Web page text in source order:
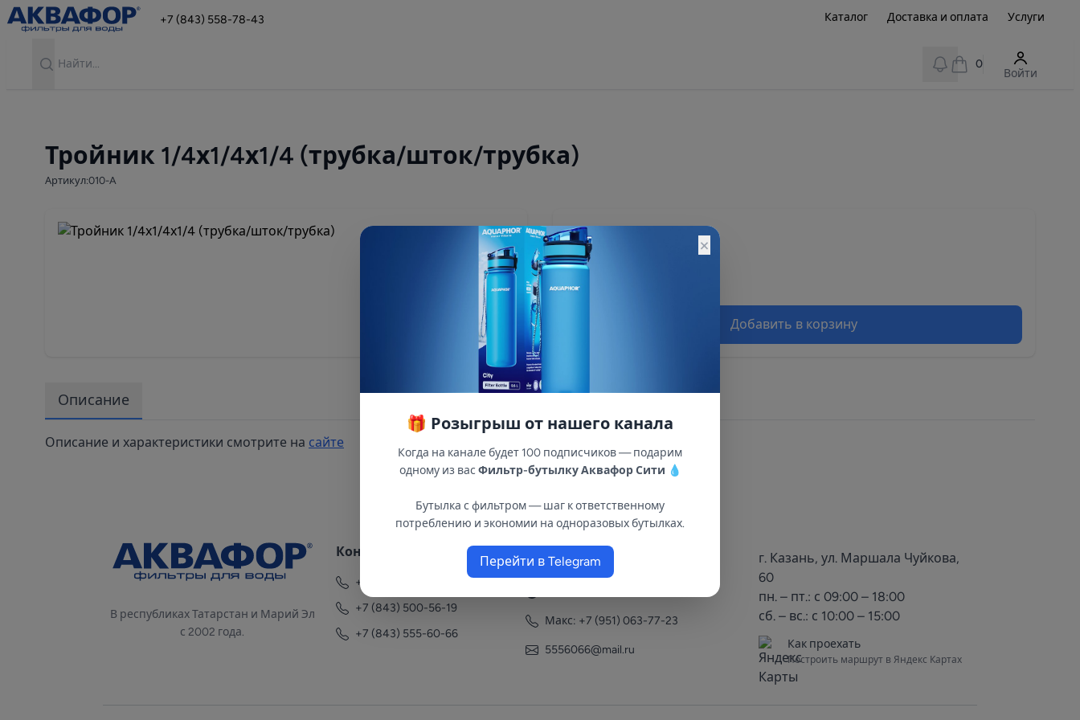
+7 (843) 558-78-43 Каталог Доставка и оплата Услуги
View notifications
0
Войти
Тройник 1/4х1/4х1/4 (трубка/шток/трубка)
Артикул:010-A
150 ₽
Остатки:
Добавить в корзину
Описание
Описание и характеристики смотрите на сайте
В республиках Татарстан и Марий Эл
с 2002 года.
Контакты
+7 (843) 558-78-43
+7 (843) 500-56-19
+7 (843) 555-60-66
+7 (951) 063-77-23
Макс: +7 (951) 063-77-23
5556066@mail.ru
г. Казань, ул. Маршала Чуйкова,
60
пн. – пт.: с 09:00 – 18:00
сб. – вс.: с 10:00 – 15:00
Как проехать
Построить маршрут в Яндекс Картах
×
🎁 Розыгрыш от нашего канала
Когда на канале будет 100 подписчиков — подарим
одному из вас Фильтр-бутылку Аквафор Сити 💧
Бутылка с фильтром — шаг к ответственному
потреблению и экономии на одноразовых бутылках.
Перейти в Telegram